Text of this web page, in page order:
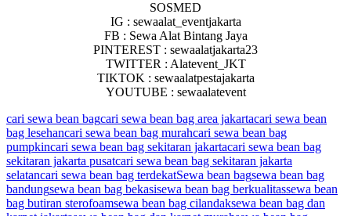
SOSMED
IG : sewaalat_eventjakarta
FB : Sewa Alat Bintang Jaya
PINTEREST : sewaalatjakarta23
TWITTER : Alatevent_JKT
TIKTOK : sewaalatpestajakarta
YOUTUBE : sewaalatevent
cari sewa bean bagcari sewa bean bag area jakartacari sewa bean
bag lesehancari sewa bean bag murahcari sewa bean bag
pumpkincari sewa bean bag sekitaran jakartacari sewa bean bag
sekitaran jakarta pusatcari sewa bean bag sekitaran jakarta
selatancari sewa bean bag terdekatSewa bean bagsewa bean bag
bandungsewa bean bag bekasisewa bean bag berkualitassewa bean
bag butiran sterofoamsewa bean bag cilandaksewa bean bag dan